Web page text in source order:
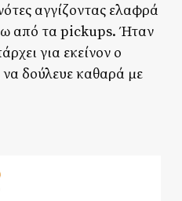
αγγίζοντας ελαφρά
από τα pickups. Ήταν
για εκείνον ο
δούλευε καθαρά με